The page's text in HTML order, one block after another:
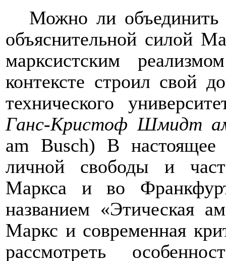
Можно ли объединить
объяснительной силой
марксистским
контексте строил свой
технического
Ганс-Кристоф Шмидт
am Busch)
В настоящее
личной свободы и
Маркса и во
названием «Этическая
Маркс и современная
рассмотреть